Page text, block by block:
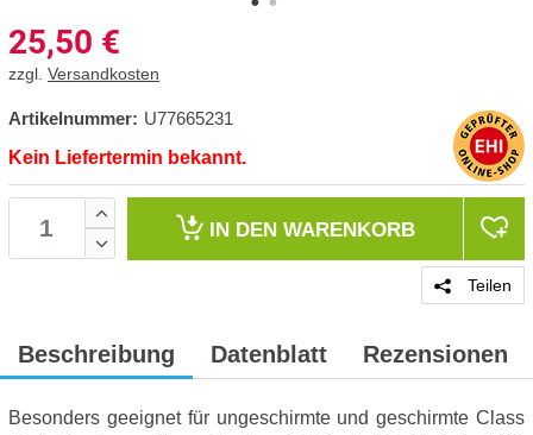
25,50 €
zzgl. Versandkosten
Artikelnummer: U77665231
Kein Liefertermin bekannt.
IN DEN WARENKORB
Teilen
Beschreibung Datenblatt Rezensionen
Besonders geeignet für ungeschirmte und geschirmte Class